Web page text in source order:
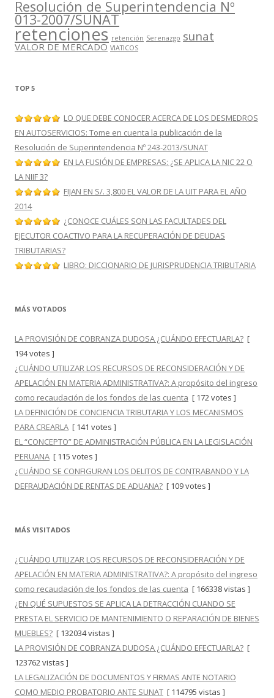
Resolución de Superintendencia Nº
013-2007/SUNAT
retenciones retención Serenazgo sunat
VALOR DE MERCADO VIATICOS
TOP 5
LO QUE DEBE CONOCER ACERCA DE LOS DESMEDROS
EN AUTOSERVICIOS: Tome en cuenta la publicación de la
Resolución de Superintendencia Nº 243-2013/SUNAT
EN LA FUSIÓN DE EMPRESAS: ¿SE APLICA LA NIC 22 O
LA NIIF 3?
FIJAN EN S/. 3,800 EL VALOR DE LA UIT PARA EL AÑO
2014
¿CONOCE CUÁLES SON LAS FACULTADES DEL
EJECUTOR COACTIVO PARA LA RECUPERACIÓN DE DEUDAS
TRIBUTARIAS?
LIBRO: DICCIONARIO DE JURISPRUDENCIA TRIBUTARIA
MÁS VOTADOS
LA PROVISIÓN DE COBRANZA DUDOSA ¿CUÁNDO EFECTUARLA? [
194 votes ]
¿CUÁNDO UTILIZAR LOS RECURSOS DE RECONSIDERACIÓN Y DE
APELACIÓN EN MATERIA ADMINISTRATIVA?: A propósito del ingreso
como recaudación de los fondos de las cuenta [ 172 votes ]
LA DEFINICIÓN DE CONCIENCIA TRIBUTARIA Y LOS MECANISMOS
PARA CREARLA [ 141 votes ]
EL “CONCEPTO” DE ADMINISTRACIÓN PÚBLICA EN LA LEGISLACIÓN
PERUANA [ 115 votes ]
¿CUÁNDO SE CONFIGURAN LOS DELITOS DE CONTRABANDO Y LA
DEFRAUDACIÓN DE RENTAS DE ADUANA? [ 109 votes ]
MÁS VISITADOS
¿CUÁNDO UTILIZAR LOS RECURSOS DE RECONSIDERACIÓN Y DE
APELACIÓN EN MATERIA ADMINISTRATIVA?: A propósito del ingreso
como recaudación de los fondos de las cuenta [ 166338 vistas ]
¿EN QUÉ SUPUESTOS SE APLICA LA DETRACCIÓN CUANDO SE
PRESTA EL SERVICIO DE MANTENIMIENTO O REPARACIÓN DE BIENES
MUEBLES? [ 132034 vistas ]
LA PROVISIÓN DE COBRANZA DUDOSA ¿CUÁNDO EFECTUARLA? [
123762 vistas ]
LA LEGALIZACIÓN DE DOCUMENTOS Y FIRMAS ANTE NOTARIO
COMO MEDIO PROBATORIO ANTE SUNAT [ 114795 vistas ]